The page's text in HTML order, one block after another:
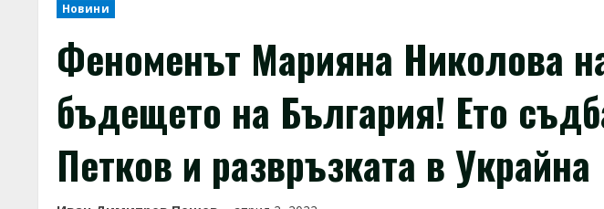
Новини
Феноменът Марияна Николова
бъдещето на България! Ето
Петков и развръзката в Украйна